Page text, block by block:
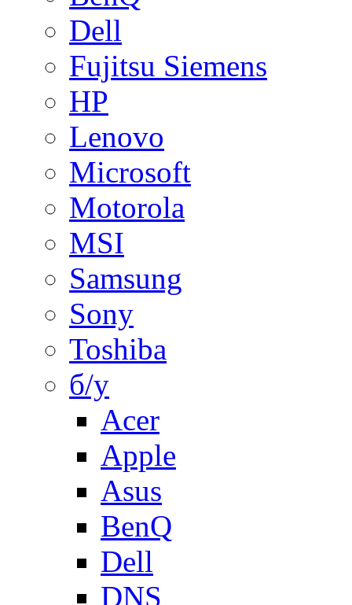
Dell
Fujitsu Siemens
HP
Lenovo
Microsoft
Motorola
MSI
Samsung
Sony
Toshiba
б/у
Acer
Apple
Asus
BenQ
Dell
DNS